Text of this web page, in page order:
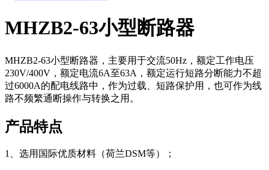
MHZB2-63小型断路器
MHZB2-63小型断路器，主要用于交流50Hz，额定工作电压
230V/400V，额定电流6A至63A，额定运行短路分断能力不超
过6000A的配电线路中，作为过载、短路保护用，也可作为线
路不频繁通断操作与转换之用。
产品特点
1、选用国际优质材料（荷兰DSM等）；